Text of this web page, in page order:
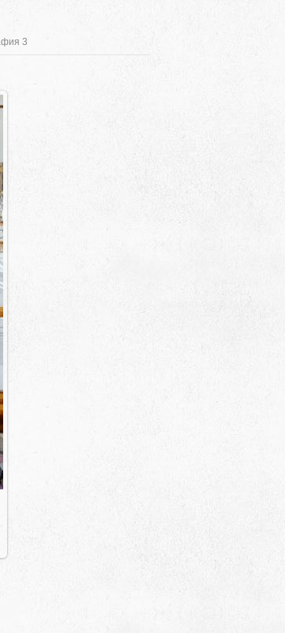
ул. Школьная 11. тел. 28-
адрес: aja_70@mail.ru
3